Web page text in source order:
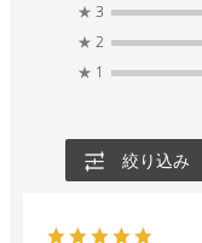
★ 3
★ 2
★ 1
絞り込み